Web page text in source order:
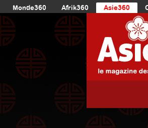
Monde360 Afrik360 Asie360